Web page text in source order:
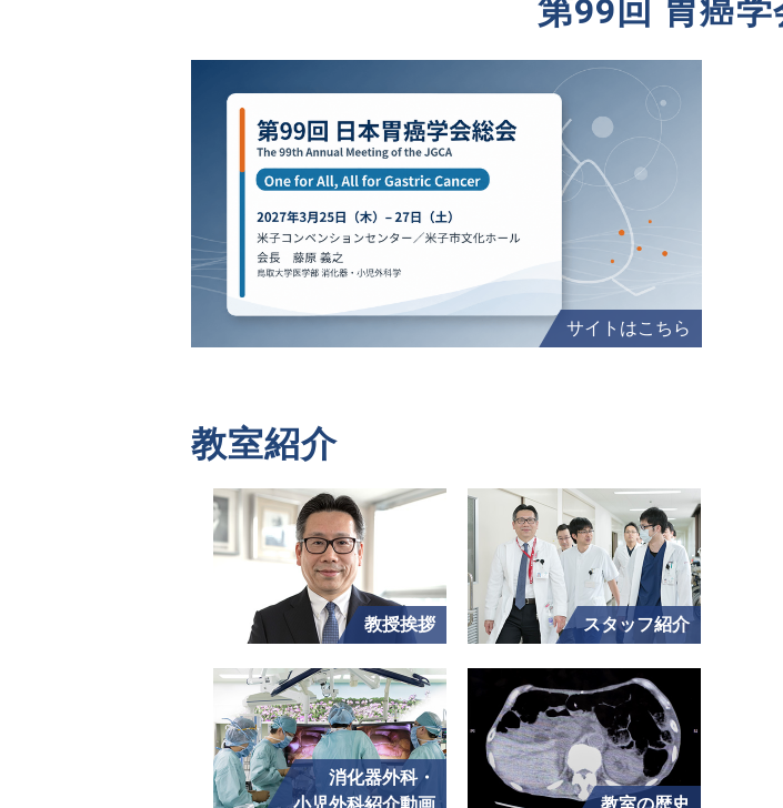
第99回 胃癌
サイトはこちら
教室紹介
教授挨拶 スタッフ紹介
消化器外科・